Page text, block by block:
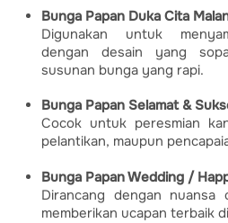
Bunga Papan Duka Cita
Digunakan untuk
dengan desain yang
susunan bunga yang rapi.
Bunga Papan Selamat &
Cocok untuk peresmian
pelantikan, maupun
Bunga Papan Wedding /
Dirancang dengan
memberikan ucapan terbaik